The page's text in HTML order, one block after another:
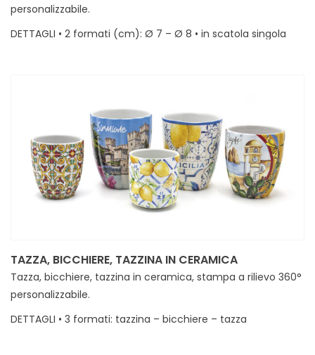
personalizzabile.
DETTAGLI • 2 formati (cm): Ø 7 – Ø 8 • in scatola singola
[rev_slider alias="slider-1" slidertitle="Slider 1"][/rev_slider]
TAZZA, BICCHIERE, TAZZINA IN CERAMICA
Tazza, bicchiere, tazzina in ceramica, stampa a rilievo 360°
personalizzabile.
DETTAGLI • 3 formati: tazzina – bicchiere – tazza